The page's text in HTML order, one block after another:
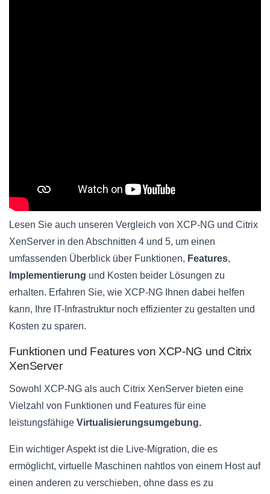
Lesen Sie auch unseren Vergleich von XCP-NG und Citrix
XenServer in den Abschnitten 4 und 5, um einen
umfassenden Überblick über Funktionen, Features,
Implementierung und Kosten beider Lösungen zu
erhalten. Erfahren Sie, wie XCP-NG Ihnen dabei helfen
kann, Ihre IT-Infrastruktur noch effizienter zu gestalten und
Kosten zu sparen.
Funktionen und Features von XCP-NG und Citrix
XenServer
Sowohl XCP-NG als auch Citrix XenServer bieten eine
Vielzahl von Funktionen und Features für eine
leistungsfähige Virtualisierungsumgebung.
Ein wichtiger Aspekt ist die Live-Migration, die es
ermöglicht, virtuelle Maschinen nahtlos von einem Host auf
einen anderen zu verschieben, ohne dass es zu